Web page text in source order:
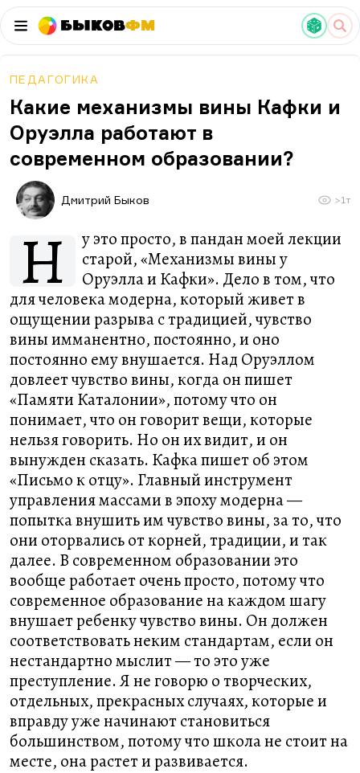
БыковФМ
ПЕДАГОГИКА
Какие механизмы вины Кафки и
Оруэлла работают в
современном образовании?
Дмитрий Быков >1т
Н
у это просто, в пандан моей лекции
старой, «Механизмы вины у
Оруэлла и Кафки». Дело в том, что
для человека модерна, который живет в
ощущении разрыва с традицией, чувство
вины имманентно, постоянно, и оно
постоянно ему внушается. Над Оруэллом
довлеет чувство вины, когда он пишет
«Памяти Каталонии», потому что он
понимает, что он говорит вещи, которые
нельзя говорить. Но он их видит, и он
вынужден сказать. Кафка пишет об этом
«Письмо к отцу». Главный инструмент
управления массами в эпоху модерна —
попытка внушить им чувство вины, за то, что
они оторвались от корней, традиции, и так
далее. В современном образовании это
вообще работает очень просто, потому что
современное образование на каждом шагу
внушает ребенку чувство вины. Он должен
соответствовать неким стандартам, если он
нестандартно мыслит — то это уже
преступление. Я не говорю о творческих,
отдельных, прекрасных случаях, которые и
вправду уже начинают становиться
большинством, потому что школа не стоит на
месте, она растет и развивается.